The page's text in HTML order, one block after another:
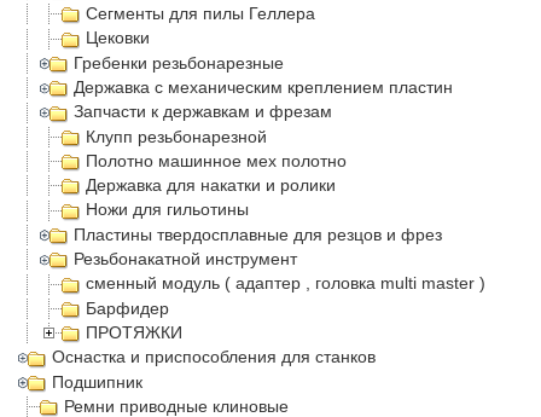
Сегменты для пилы Геллера
Цековки
Гребенки резьбонарезные
Державка с механическим креплением пластин
Запчасти к державкам и фрезам
Клупп резьбонарезной
Полотно машинное мех полотно
Державка для накатки и ролики
Ножи для гильотины
Пластины твердосплавные для резцов и фрез
Резьбонакатной инструмент
сменный модуль ( адаптер , головка multi master )
Барфидер
ПРОТЯЖКИ
Оснастка и приспособления для станков
Подшипник
Ремни приводные клиновые